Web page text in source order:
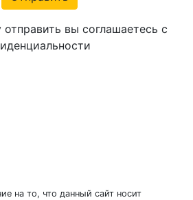
вы соглашаетесь с
на то, что данный сайт носит